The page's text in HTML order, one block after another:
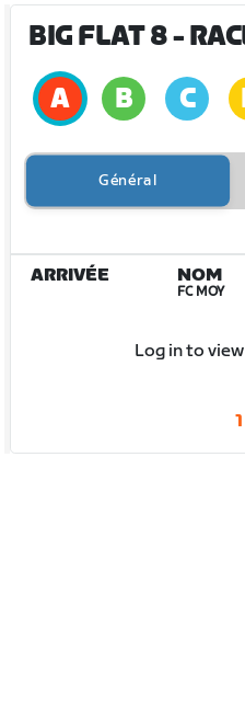
BIG FLAT 8-
Général
ARRIVÉE NOM
FC MOY
Log in to
1